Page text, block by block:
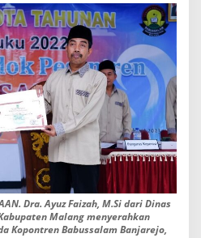
N
J
A
R
E
J
O
P
A
G
E
L
A
R
A
N
Dra. Ayuz Faizah, M.Si dari Dinas
Malang menyerahkan
Kopontren Babussalam Banjarejo,